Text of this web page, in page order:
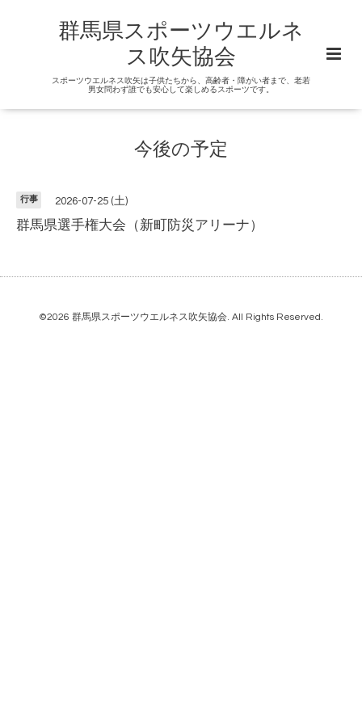
群馬県スポーツウエルネ
ス吹矢協会
スポーツウエルネス吹矢は子供たちから、高齢者・障がい者まで、老若
男女問わず誰でも安心して楽しめるスポーツです。
今後の予定
行事 2026-07-25 (土)
群馬県選手権大会（新町防災アリーナ）
©2026 群馬県スポーツウエルネス吹矢協会. All Rights Reserved.